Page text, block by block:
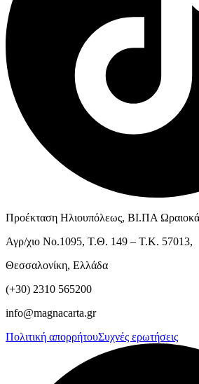
Προέκταση Ηλιουπόλεως, ΒΙ.ΠΑ
Αγρ/χιο Νο.1095, Τ.Θ. 149 – Τ.Κ. 57013,
Θεσσαλονίκη, Ελλάδα
(+30) 2310 565200
info@magnacarta.gr
Πολιτική απορρήτουΣυχνές ερωτήσεις